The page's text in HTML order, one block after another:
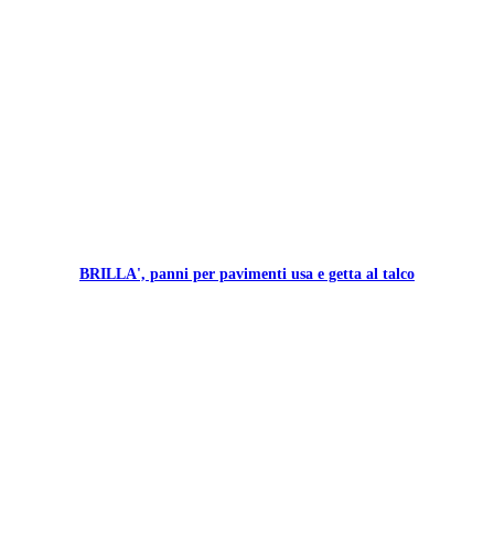
BRILLA', panni per pavimenti usa e getta al talco